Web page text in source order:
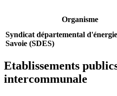
Organisme
Syndicat départemental
Savoie (SDES)
Etablissements
intercommunale